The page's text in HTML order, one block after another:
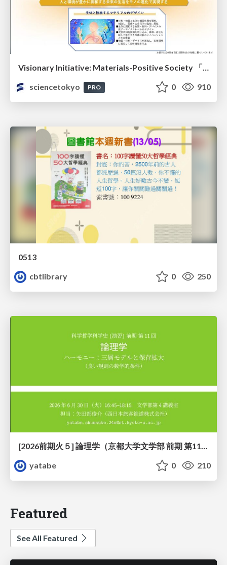
Visionary Initiative: Materials-Positive Society 「モノの進化をポジティブな社会の原動力に」｜Science Tokyo（東京科学大学）
sciencetokyo
PRO 0 910
0513
cbtlibrary
0 250
[2026前期火５] 論理学（京都大学文学部 前期 第11回）「ハーモニー：三層モデルと保存拡大」
yatabe
0 210
Featured
See All Featured